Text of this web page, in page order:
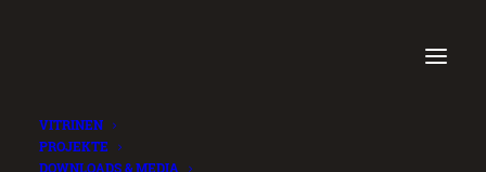
VITRINEN
PROJEKTE
DOWNLOADS & MEDIA